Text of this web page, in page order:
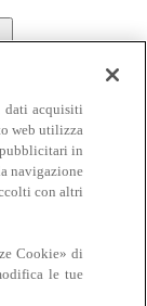
Carne
dati acquisiti
web utilizza
in
navigazione
con altri
Cookie» di
le tue